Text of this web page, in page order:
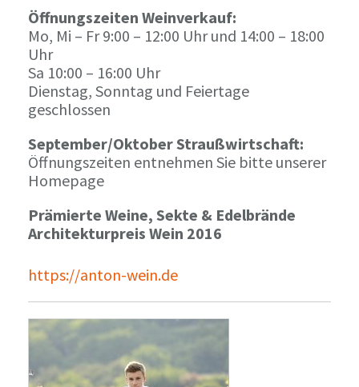
Öffnungszeiten Weinverkauf:
Mo, Mi – Fr 9:00 – 12:00 Uhr und 14:00 – 18:00
Uhr
Sa 10:00 – 16:00 Uhr
Dienstag, Sonntag und Feiertage
geschlossen
September/Oktober Straußwirtschaft:
Öffnungszeiten entnehmen Sie bitte unserer
Homepage
Prämierte Weine, Sekte & Edelbrände
Architekturpreis Wein 2016
https://anton-wein.de